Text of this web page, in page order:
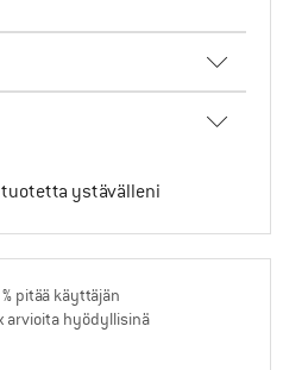
ystävälleni
% pitää käyttäjän
arvioita hyödyllisinä